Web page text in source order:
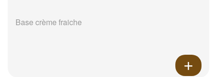
Base crème fraiche